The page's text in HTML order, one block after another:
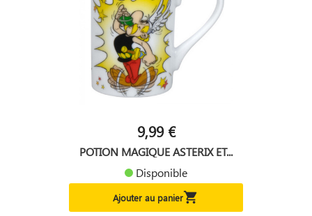
9,99 €
POTION MAGIQUE ASTERIX ET...
Disponible
Ajouter au panier